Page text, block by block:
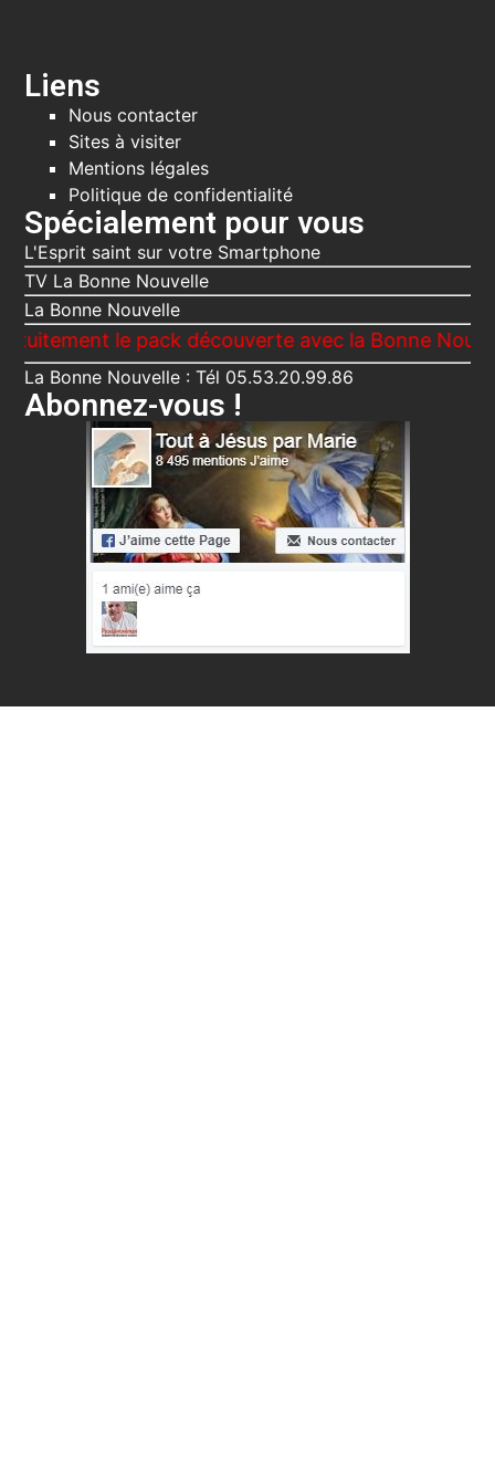
Liens
Nous contacter
Sites à visiter
Mentions légales
Politique de confidentialité
Spécialement pour vous
L'Esprit saint sur votre Smartphone
TV La Bonne Nouvelle
La Bonne Nouvelle
le pack découverte avec la Bonne Nouvelle,
La Bonne Nouvelle : Tél 05.53.20.99.86
Abonnez-vous !